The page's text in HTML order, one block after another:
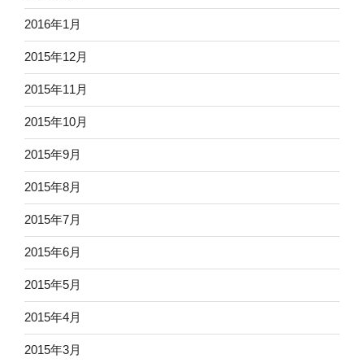
2016年1月
2015年12月
2015年11月
2015年10月
2015年9月
2015年8月
2015年7月
2015年6月
2015年5月
2015年4月
2015年3月